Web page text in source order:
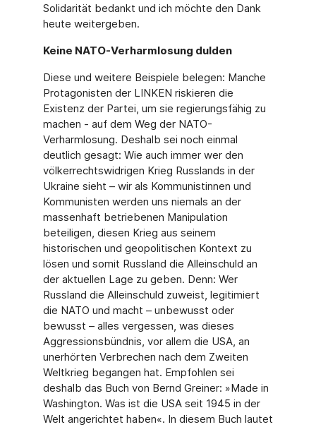
Solidarität bedankt und ich möchte den Dank
heute weitergeben.
Keine NATO-Verharmlosung dulden
Diese und weitere Beispiele belegen: Manche
Protagonisten der LINKEN riskieren die
Existenz der Partei, um sie regierungsfähig zu
machen - auf dem Weg der NATO-
Verharmlosung. Deshalb sei noch einmal
deutlich gesagt: Wie auch immer wer den
völkerrechtswidrigen Krieg Russlands in der
Ukraine sieht – wir als Kommunistinnen und
Kommunisten werden uns niemals an der
massenhaft betriebenen Manipulation
beteiligen, diesen Krieg aus seinem
historischen und geopolitischen Kontext zu
lösen und somit Russland die Alleinschuld an
der aktuellen Lage zu geben. Denn: Wer
Russland die Alleinschuld zuweist, legitimiert
die NATO und macht – unbewusst oder
bewusst – alles vergessen, was dieses
Aggressionsbündnis, vor allem die USA, an
unerhörten Verbrechen nach dem Zweiten
Weltkrieg begangen hat. Empfohlen sei
deshalb das Buch von Bernd Greiner: »Made in
Washington. Was ist die USA seit 1945 in der
Welt angerichtet haben«. In diesem Buch lautet